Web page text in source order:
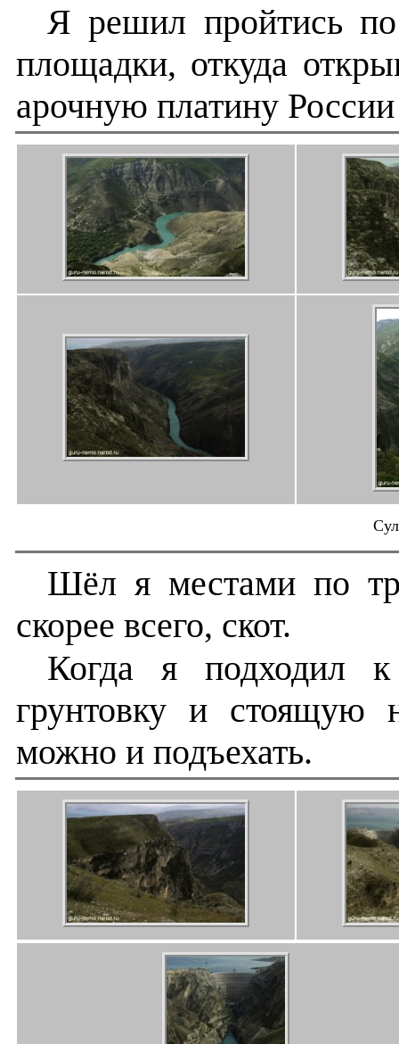
Я решил пройтись
площадки, откуда
арочную платину
Шёл я местами по
скорее всего, скот.
Когда я подходил
грунтовку и стоящую
можно и подъехать.